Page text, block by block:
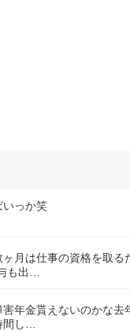
いっか笑
月は仕事の資格を取る
も出…
年金貰えないのかな去
し…